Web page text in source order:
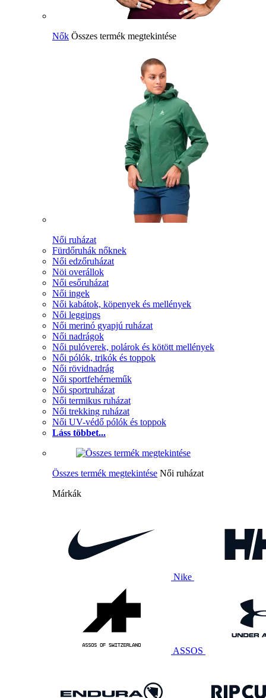
Nők Összes termék megtekintése
Női ruházat
Fürdőruhák nőknek
Női edzőruházat
Nöi overállok
Női esőruházat
Női ingek
Női kabátok, köpenyek és mellények
Női leggings
Női merinó gyapjú ruházat
Női nadrágok
Női pulóverek, polárok és kötött mellények
Női pólók, trikók és toppok
Női rövidnadrág
Női sportfehérneműk
Női sportruházat
Női termikus ruházat
Női trekking ruházat
Női UV-védő pólók és toppok
Láss többet...
Összes termék megtekintése Női ruházat
Márkák
Nike
ASSOS